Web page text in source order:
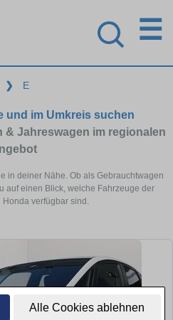
Alle Cookies ablehnen
☰
❯ E
und im Umkreis suchen
& Jahreswagen im regionalen
in deiner Nähe. Ob als Gebrauchtwagen
auf einen Blick, welche Fahrzeuge der
verfügbar sind.